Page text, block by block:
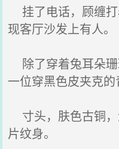
挂了电话，顾缠
现客厅沙发上有人。
除了穿着兔耳朵
一位穿黑色皮夹克的
寸头，肤色古铜
片纹身。